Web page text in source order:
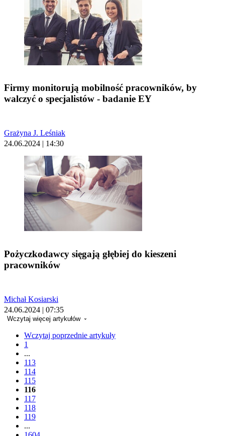
Firmy monitorują mobilność pracowników, by
walczyć o specjalistów - badanie EY
Grażyna J. Leśniak
24.06.2024 | 14:30
Pożyczkodawcy sięgają głębiej do kieszeni
pracowników
Michał Kosiarski
24.06.2024 | 07:35
Wczytaj więcej artykułów
Wczytaj poprzednie artykuły
1
...
113
114
115
116
117
118
119
...